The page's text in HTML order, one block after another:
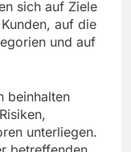
sich auf Ziele
auf die
und auf
beinhalten
unterliegen.